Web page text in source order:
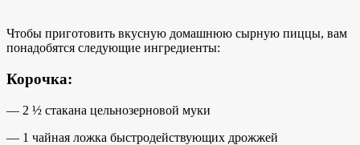
Чтобы приготовить вкусную домашнюю сырную пиццы, вам
понадобятся следующие ингредиенты:
Корочка:
— 2 ½ стакана цельнозерновой муки
— 1 чайная ложка быстродействующих дрожжей